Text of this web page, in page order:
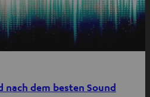
dem besten Sound